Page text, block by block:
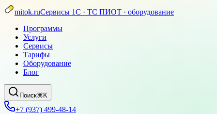
mitok.ruСервисы 1С · ТС ПИОТ · оборудование
Программы
Услуги
Сервисы
Тарифы
Оборудование
Блог
Поиск⌘K
+7 (937) 499-48-14